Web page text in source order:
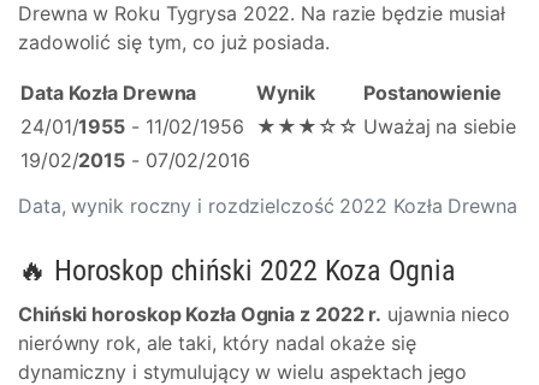
Drewna w Roku Tygrysa 2022. Na razie będzie musiał
zadowolić się tym, co już posiada.
Data, wynik roczny i rozdzielczość 2022 Kozła Drewna
Data Kozła Drewna Wynik
Postanowienie
24/01/1955 - 11/02/1956 ★★★☆☆ Uważaj na siebie
19/02/2015 - 07/02/2016
🔥 Horoskop chiński 2022 Koza Ognia
Chiński horoskop Kozła Ognia z 2022 r. ujawnia nieco
nierówny rok, ale taki, który nadal okaże się
dynamiczny i stymulujący w wielu aspektach jego